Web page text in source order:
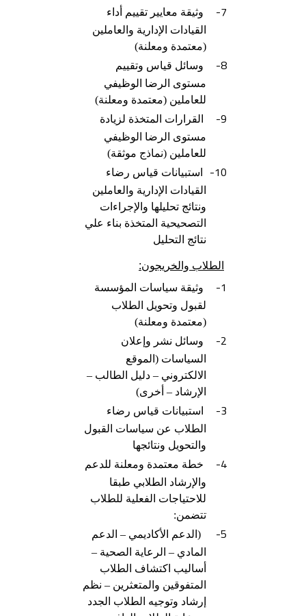
7-
وثيقة معايير تقييم أداء
القيادات الإدارية والعاملين
(معتمدة ومعلنة)
8-
وسائل قياس وتقييم
مستوى الرضا الوظيفي
للعاملين (معتمدة ومعلنة)
9-
القرارات المتخذة لزيادة
مستوى الرضا الوظيفي
للعاملين (نماذج موثقة)
10-
استبيانات قياس رضاء
القيادات الإدارية والعاملين
ونتائج تحليلها والإجراءات
التصحيحية المتخذة بناء علي
نتائج التحليل
الطلاب والخريجون:
1-
وثيقة سياسات المؤسسة
لقبول وتحويل الطلاب
(معتمدة ومعلنة)
2-
وسائل نشر وإعلان
السياسات (الموقع
الالكتروني – دليل الطالب –
الإرشاد – أخرى)
3-
استبيانات قياس رضاء
الطلاب عن سياسات القبول
والتحويل ونتائجها
4-
خطة معتمدة ومعلنة للدعم
والإرشاد الطلابي طبقا
للاحتياجات الفعلية للطلاب
تتضمن:
5-
(الدعم الأكاديمي – الدعم
المادي – الرعاية الصحية –
أساليب اكتشاف الطلاب
المتفوقين والمتعثرين – نظم
إرشاد وتوجيه الطلاب الجدد